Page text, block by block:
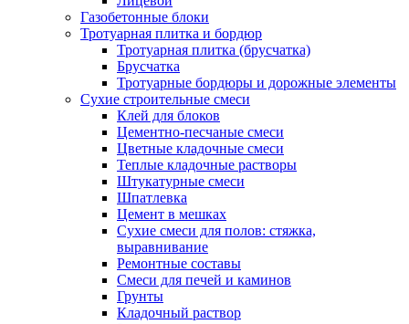
Газобетонные блоки
Тротуарная плитка и бордюр
Тротуарная плитка (брусчатка)
Брусчатка
Тротуарные бордюры и дорожные элементы
Сухие строительные смеси
Клей для блоков
Цементно-песчаные смеси
Цветные кладочные смеси
Теплые кладочные растворы
Штукатурные смеси
Шпатлевка
Цемент в мешках
Сухие смеси для полов: стяжка,
выравнивание
Ремонтные составы
Смеси для печей и каминов
Грунты
Кладочный раствор